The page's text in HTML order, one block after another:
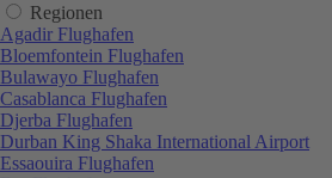
Regionen
Agadir Flughafen
Bloemfontein Flughafen
Bulawayo Flughafen
Casablanca Flughafen
Djerba Flughafen
Durban King Shaka International Airport
Essaouira Flughafen